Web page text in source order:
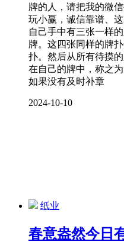
牌的人，请把我的微
玩小赢，诚信靠谱、
自己手中有三张一样
牌。这四张同样的牌
扑。然后从所有待摸
在自己的牌中，称之
如果没有及时补章
2024-10-10
纸业
春意盎然今日